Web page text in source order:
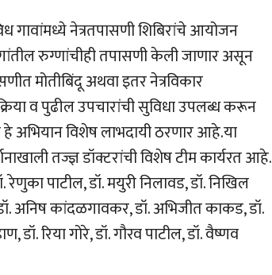
गावांमध्ये नेत्रतपासणी शिबिरांचे आयोजन
रुग्णांचीही तपासणी केली जाणार असून
मोतीबिंदू अथवा इतर नेत्रविकार
व पुढील उपचारांची सुविधा उपलब्ध करून
हे अभियान विशेष लाभदायी ठरणार आहे.या
तज्ज्ञ डॉक्टरांची विशेष टीम कार्यरत आहे.
पाटील, डॉ. मयुरी निलावड, डॉ. निखिल
अनिष कांदळगावकर, डॉ. अभिजीत काकड, डॉ.
डॉ. रिया गोरे, डॉ. गौरव पाटील, डॉ. वैष्णव